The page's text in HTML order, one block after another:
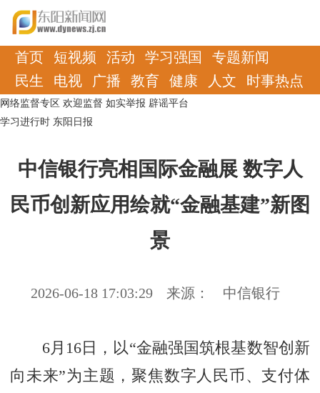
首页 短视频 活动 学习强国
专题新闻
民生
电视 广播 教育 健康 人文 时事热点
网络监督专区 欢迎监督 如实举报 辟谣平台
学习进行时 东阳日报
中信银行亮相国际金融展 数字人
民币创新应用绘就“金融基建”新图
景
2026-06-18 17:03:29 来源： 中信银行
6月16日，以“金融强国筑根基数智创新
向未来”为主题，聚焦数字人民币、支付体